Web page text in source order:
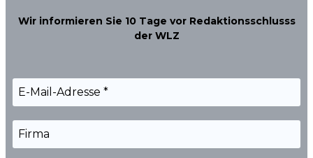
Wir informieren Sie 10 Tage vor Redaktionsschlusss
der WLZ